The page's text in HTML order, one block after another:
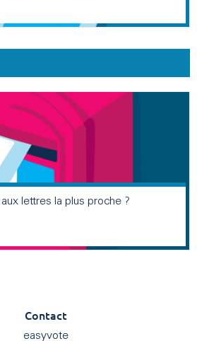
lettres la plus proche ?
Contact
easyvote